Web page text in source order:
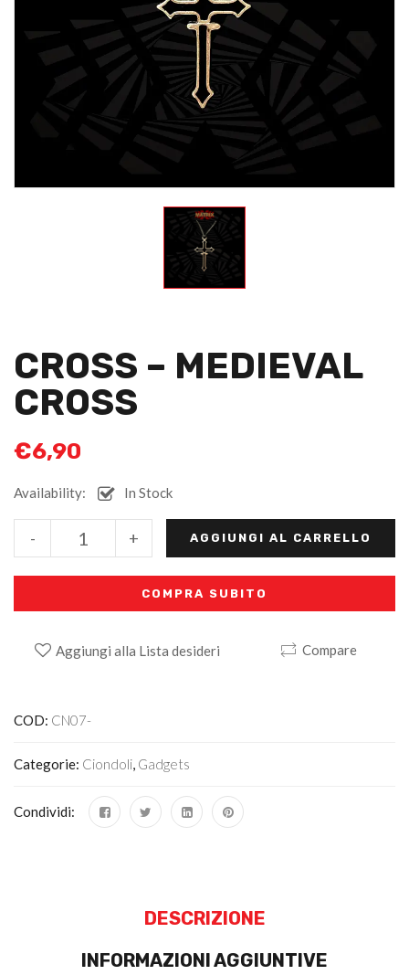
CROSS – MEDIEVAL
CROSS
€6,90
Availability: In Stock
+
- AGGIUNGI AL CARRELLO
COMPRA SUBITO
Aggiungi alla Lista desideri Compare
Alternative:
COD: CN07-
Categorie: Ciondoli, Gadgets
Condividi:
DESCRIZIONE
INFORMAZIONI AGGIUNTIVE